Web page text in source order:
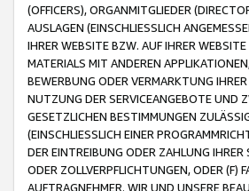
(OFFICERS), ORGANMITGLIEDER
AUSLAGEN (EINSCHLIESSLICH
IHRER WEBSITE BZW. AUF IHRER
MATERIALS MIT ANDEREN
BEWERBUNG ODER VERMARKTUNG
NUTZUNG DER SERVICEANGEBOTE UND
GESETZLICHEN BESTIMMUNGEN
(EINSCHLIESSLICH EINER
DER EINTREIBUNG ODER ZAHLUNG
ODER ZOLLVERPFLICHTUNGEN, ODER (F)
AUFTRAGNEHMER. WIR UND UNSERE